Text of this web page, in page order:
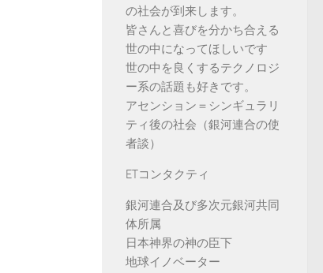
の社会が到来します。
皆さんと喜びを分かち合える
世の中になってほしいです
世の中を良くするテクノロジ
ー系の話題も好きです。
アセンション＝シンギュラリ
ティ後の社会（銀河連合の使
者談）
ETコンタクティ
銀河連合及び多次元銀河共同
体所属
日本神界の神の臣下
地球イノベーター